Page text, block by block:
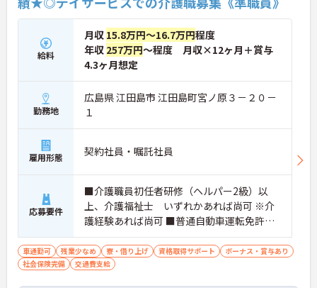
給料
月収 15.8万円～16.7万円程度
年収 257万円～程度 月収×12ヶ月＋賞与
4.3ヶ月想定
勤務地
広島県 江田島市 江田島町宮ノ原３－２０－
１
雇用形態 契約社員・嘱託社員
応募要件
■介護職員初任者研修（ヘルパー2級）以
上、介護福祉士 いずれかあれば尚可 ※介
護経験あれば尚可 ■普通自動車運転免許必
須（ＡＴ限定可）
車通勤可 残業少なめ 寮・借り上げ 資格取得サポート
ボーナス・賞与あり
社会保険完備
交通費支給